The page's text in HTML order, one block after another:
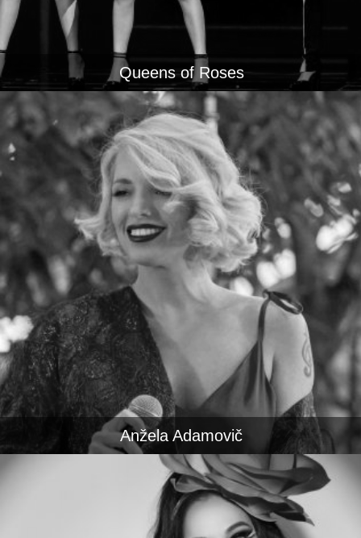
Queens of Roses
Anžela Adamovič